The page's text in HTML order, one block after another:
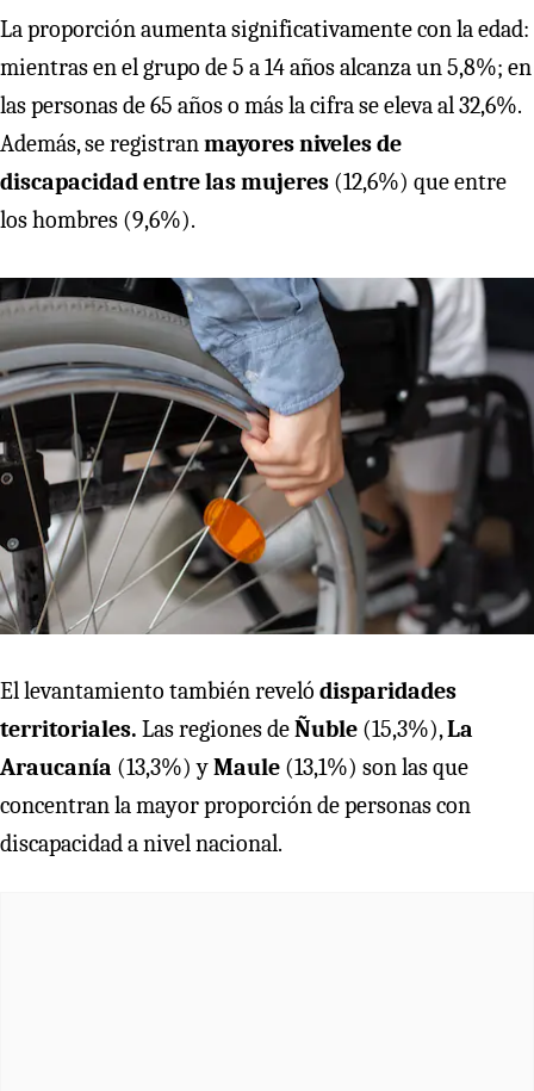
La proporción aumenta significativamente con la edad:
mientras en el grupo de 5 a 14 años alcanza un 5,8%; en
las personas de 65 años o más la cifra se eleva al 32,6%.
Además, se registranmayores niveles de
discapacidad entre las mujeres (12,6%) que entre
los hombres (9,6%).
El levantamiento también reveló disparidades
territoriales. Las regiones deÑuble (15,3%),La
Araucanía (13,3%) yMaule (13,1%) son las que
concentran la mayor proporción de personas con
discapacidad a nivel nacional.